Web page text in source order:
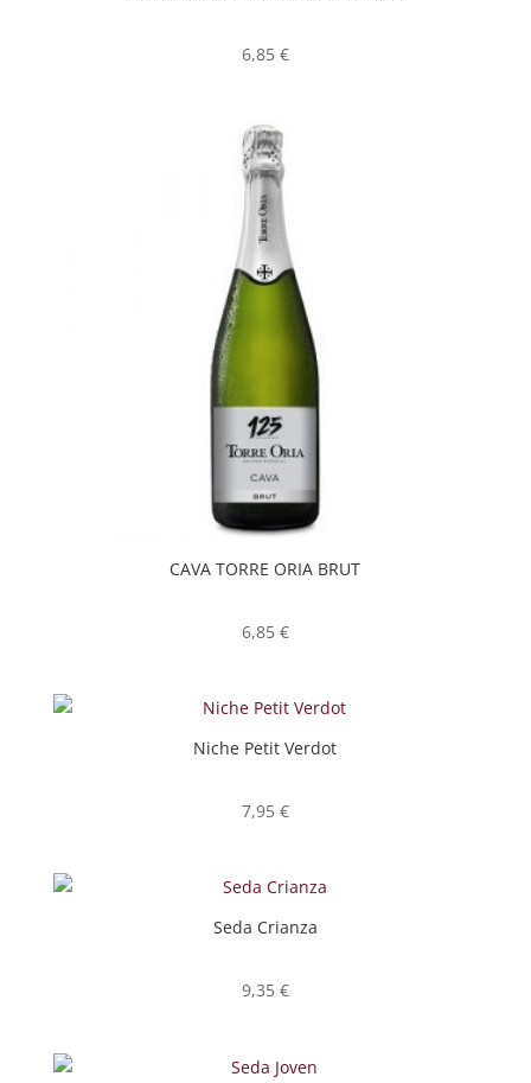
6,85 €
CAVA TORRE ORIA BRUT
6,85 €
Niche Petit Verdot
7,95 €
Seda Crianza
9,35 €